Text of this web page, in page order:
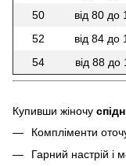
50
від 80 до
52
від 84 до
54
від 88 до
Купивши жiночу
Компліменти
Гарний настрій і